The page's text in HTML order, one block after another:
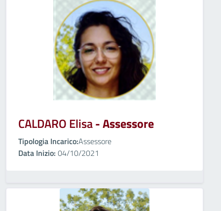
CALDARO Elisa- Assessore
Tipologia Incarico:Assessore
Data Inizio: 04/10/2021